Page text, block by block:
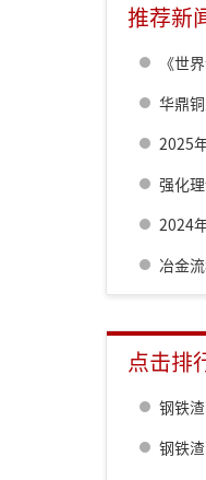
推荐新
《世界金
华鼎铜业与
2025年一季
强化
2024年
冶金流
点击排
钢铁渣高效利用
钢铁渣高效利